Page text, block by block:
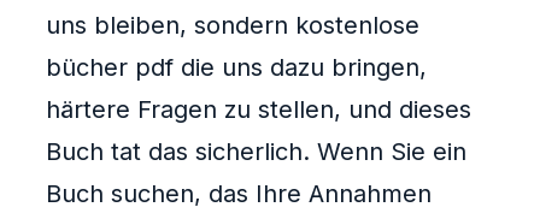
uns bleiben, sondern kostenlose
bücher pdf die uns dazu bringen,
härtere Fragen zu stellen, und dieses
Buch tat das sicherlich. Wenn Sie ein
Buch suchen, das Ihre Annahmen